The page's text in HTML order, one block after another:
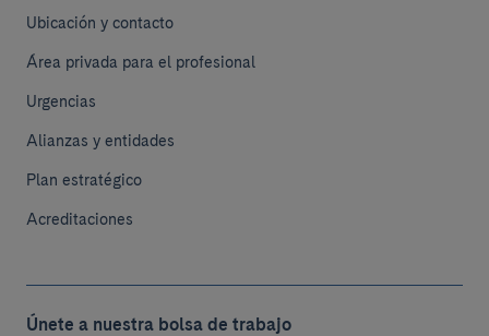
Ubicación y contacto
Área privada para el profesional
Urgencias
Alianzas y entidades
Plan estratégico
Acreditaciones
Únete a nuestra bolsa de trabajo